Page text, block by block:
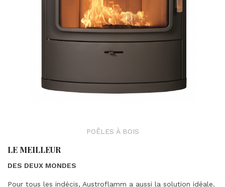
POÊLES À BOIS
LE MEILLEUR
DES DEUX MONDES
Pour tous les indécis, Austroflamm a aussi la solution idéale.